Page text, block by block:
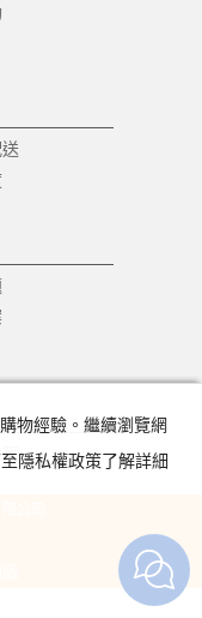
公司
物經驗。繼續瀏覽網
隱私權政策了解詳細